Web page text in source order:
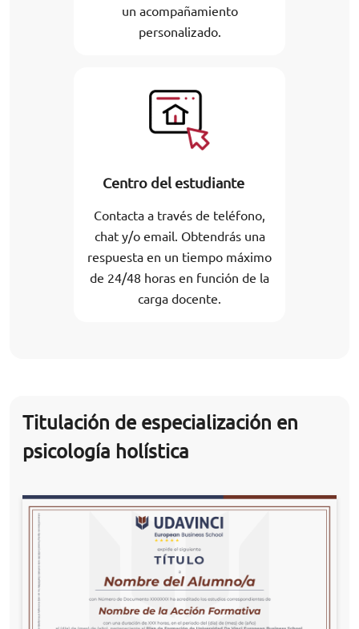
un acompañamiento
personalizado.
Centro del estudiante
Contacta a través de teléfono,
chat y/o email. Obtendrás una
respuesta en un tiempo máximo
de 24/48 horas en función de la
carga docente.
Titulación de especialización en
psicología holística